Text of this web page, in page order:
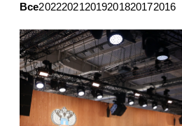
Все202220212019201820172016